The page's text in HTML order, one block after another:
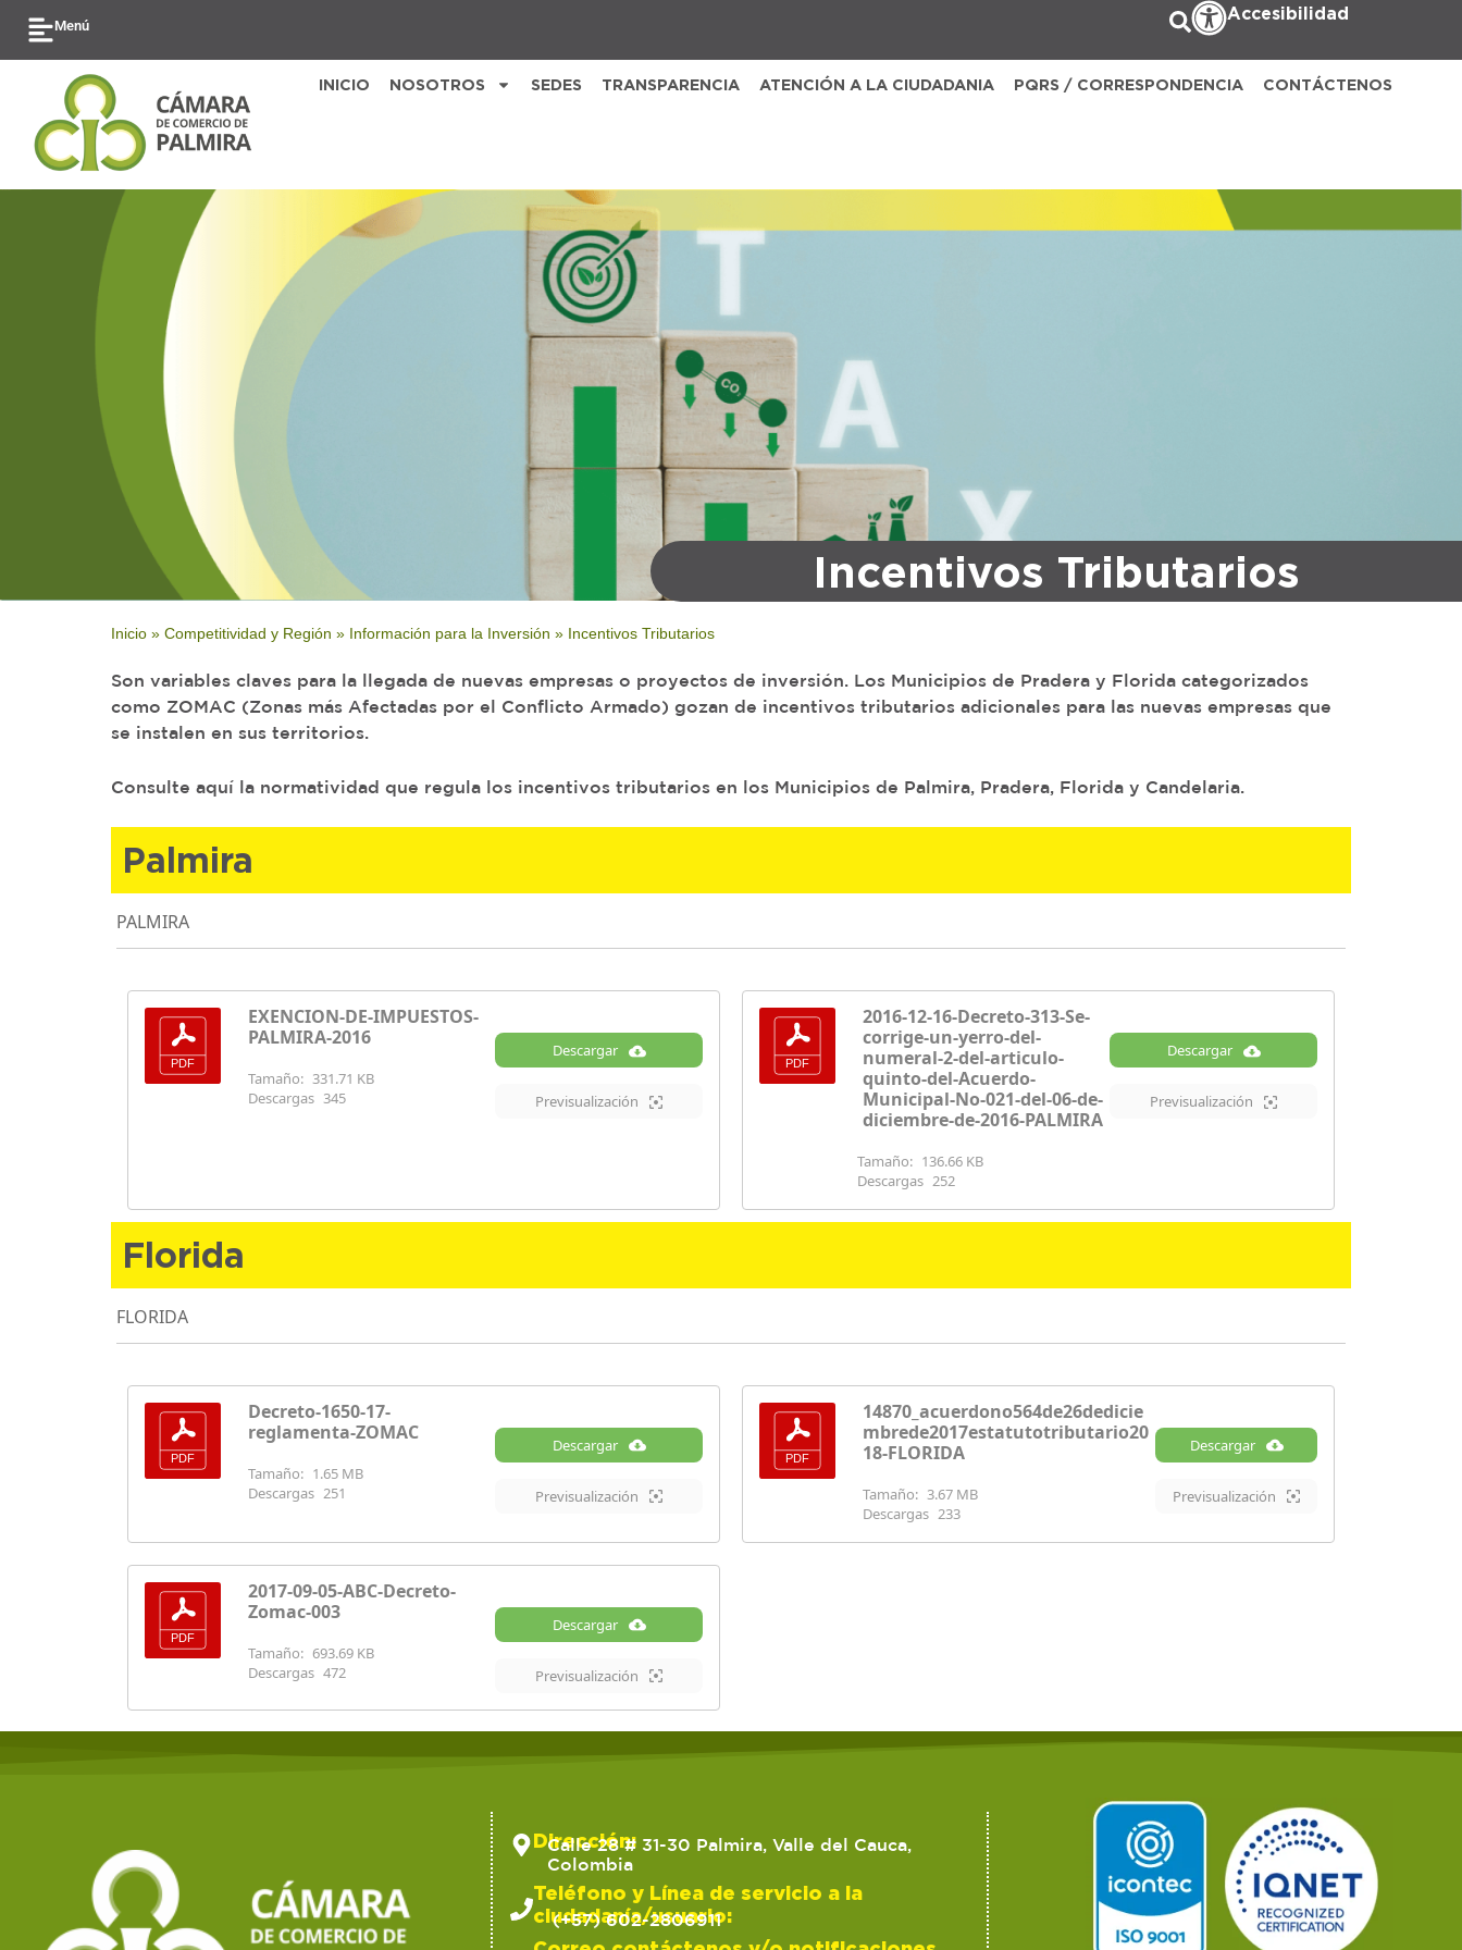
contenido
Menú
Accesibilidad
INICIO NOSOTROS SEDES TRANSPARENCIA ATENCIÓN A LA CIUDADANIA PQRS / CORRESPONDENCIA CONTÁCTENOS
Incentivos Tributarios
Inicio » Competitividad y Región » Información para la Inversión » Incentivos Tributarios
Son variables claves para la llegada de nuevas empresas o proyectos de inversión. Los Municipios de Pradera y Florida categorizados
como ZOMAC (Zonas más Afectadas por el Conflicto Armado) gozan de incentivos tributarios adicionales para las nuevas empresas que
se instalen en sus territorios.
Consulte aquí la normatividad que regula los incentivos tributarios en los Municipios de Palmira, Pradera, Florida y Candelaria.
Palmira
PALMIRA
EXENCION-DE-IMPUESTOS-
PALMIRA-2016
Tamaño: 331.71 KB
Descargas 345
Descargar
Previsualización
2016-12-16-Decreto-313-Se-
corrige-un-yerro-del-
numeral-2-del-articulo-
quinto-del-Acuerdo-
Municipal-No-021-del-06-de-
diciembre-de-2016-PALMIRA
Tamaño: 136.66 KB
Descargas 252
Descargar
Previsualización
Florida
FLORIDA
Decreto-1650-17-
reglamenta-ZOMAC
Tamaño: 1.65 MB
Descargas 251
Descargar
Previsualización
14870_acuerdono564de26dedicie
mbrede2017estatutotributario20
18-FLORIDA
Tamaño: 3.67 MB
Descargas 233
Descargar
Previsualización
2017-09-05-ABC-Decreto-
Zomac-003
Tamaño: 693.69 KB
Descargas 472
Descargar
Previsualización
Dirección:
Calle 28 # 31-30 Palmira, Valle del Cauca,
Colombia
Teléfono y Línea de servicio a la
ciudadanía/usuario:
(+57) 602-2806911